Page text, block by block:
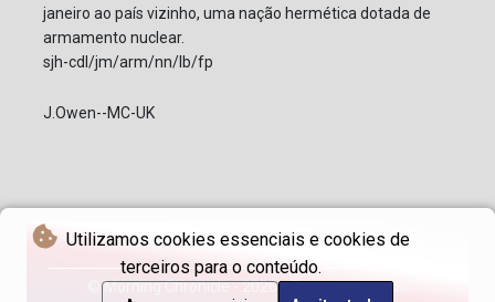
Utilizamos cookies essenciais e cookies de
terceiros para o conteúdo.
janeiro ao país vizinho, uma nação hermética dotada de
armamento nuclear.
sjh-cdl/jm/arm/nn/lb/fp
J.Owen--MC-UK
© Morning Chronicle - 2026 - Todos os direitos